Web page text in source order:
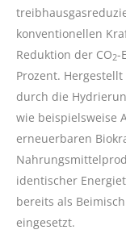
konventionellen
Reduktion der CO2-
Prozent.
durch die
wie beispielsweise
erneuerbaren
identischer
bereits als
eingesetzt.